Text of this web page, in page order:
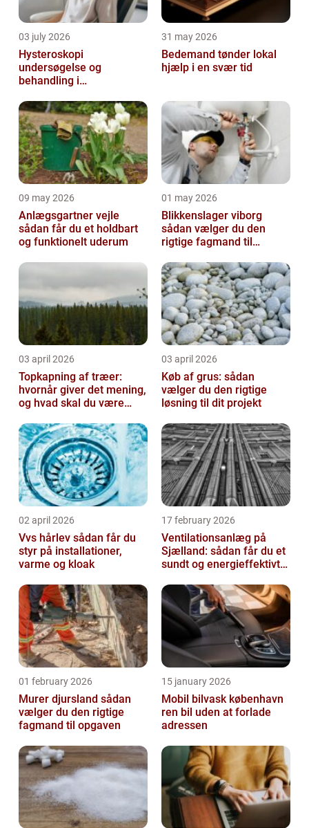
03 july 2026
Hysteroskopi
undersøgelse og
behandling i
31 may 2026
Bedemand tønder lokal
hjælp i en svær tid
09 may 2026
Anlægsgartner vejle
sådan får du et holdbart
og funktionelt uderum
01 may 2026
Blikkenslager viborg
sådan vælger du den
rigtige fagmand til
03 april 2026
Topkapning af træer:
hvornår giver det mening,
og hvad skal du være
03 april 2026
Køb af grus: sådan
vælger du den rigtige
løsning til dit projekt
02 april 2026
Vvs hårlev sådan får du
styr på installationer,
varme og kloak
17 february 2026
Ventilationsanlæg på
Sjælland: sådan får du et
sundt og energieffektivt
01 february 2026
Murer djursland sådan
vælger du den rigtige
fagmand til opgaven
15 january 2026
Mobil bilvask københavn
ren bil uden at forlade
adressen